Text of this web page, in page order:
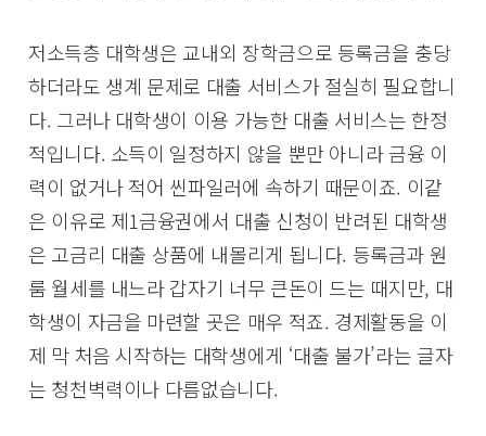
저소득층 대학생은 교내외 장학금으로 등록금을 충당
하더라도 생계 문제로 대출 서비스가 절실히 필요합니
다. 그러나 대학생이 이용 가능한 대출 서비스는 한정
적입니다. 소득이 일정하지 않을 뿐만 아니라 금융 이
력이 없거나 적어 씬파일러에 속하기 때문이죠. 이같
은 이유로 제1금융권에서 대출 신청이 반려된 대학생
은 고금리 대출 상품에 내몰리게 됩니다. 등록금과 원
룸 월세를 내느라 갑자기 너무 큰돈이 드는 때지만, 대
학생이 자금을 마련할 곳은 매우 적죠. 경제활동을 이
제 막 처음 시작하는 대학생에게 ‘대출 불가’라는 글자
는 청천벽력이나 다름없습니다.